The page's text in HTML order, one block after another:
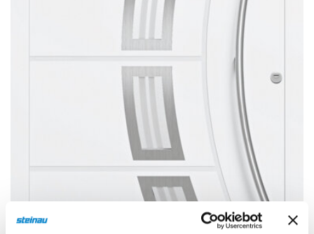
Sonnen- und Insektenschutz
Hochwasser­schutz